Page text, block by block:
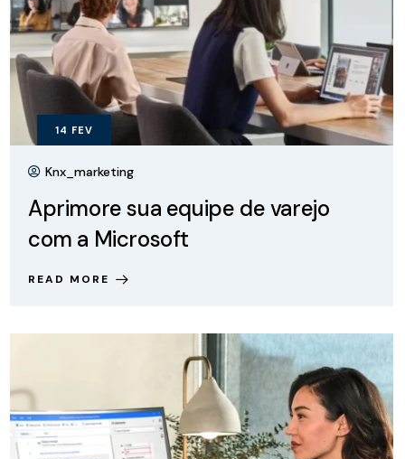
14 FEV
Knx_marketing
Aprimore sua equipe de varejo
com a Microsoft
READ MORE